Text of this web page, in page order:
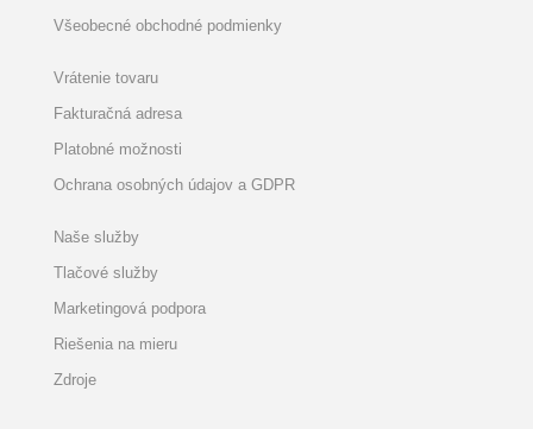
Všeobecné obchodné podmienky
Vrátenie tovaru
Fakturačná adresa
Platobné možnosti
Ochrana osobných údajov a GDPR
Naše služby
Tlačové služby
Marketingová podpora
Riešenia na mieru
Zdroje